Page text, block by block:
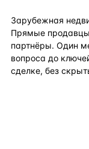
Зарубежная
Прямые
партнёры. Один
вопроса до
сделке, без